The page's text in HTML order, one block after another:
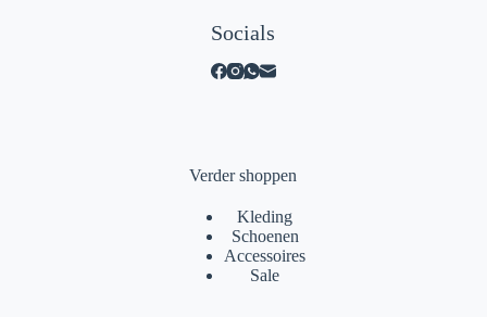
Socials
Verder shoppen
Kleding
Schoenen
Accessoires
Sale